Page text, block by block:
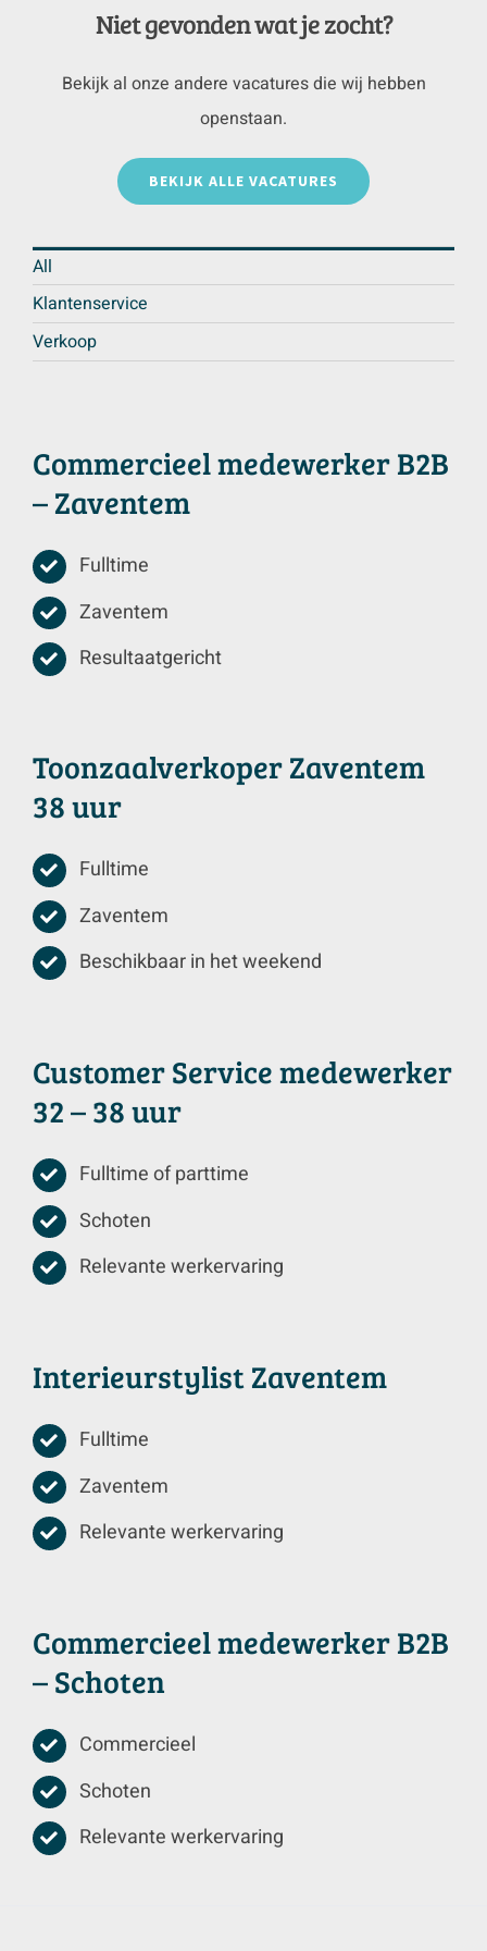
Niet gevonden wat je zocht?
Bekijk al onze andere vacatures die wij hebben
openstaan.
BEKIJK ALLE VACATURES
All
Klantenservice
Verkoop
Commercieel medewerker B2B
– Zaventem
Fulltime
Zaventem
Resultaatgericht
Toonzaalverkoper Zaventem
38 uur
Fulltime
Zaventem
Beschikbaar in het weekend
Customer Service medewerker
32 – 38 uur
Fulltime of parttime
Schoten
Relevante werkervaring
Interieurstylist Zaventem
Fulltime
Zaventem
Relevante werkervaring
Commercieel medewerker B2B
– Schoten
Commercieel
Schoten
Relevante werkervaring